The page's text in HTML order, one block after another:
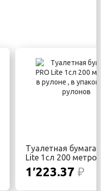
Туалетная бумага
Lite 1сл 200
рулоне , в
рулонов
1′223.37 ₽